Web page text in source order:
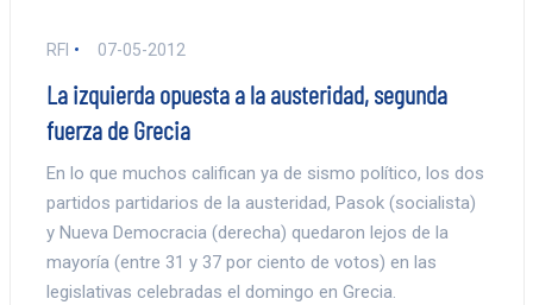
RFI 07-05-2012
La izquierda opuesta a la austeridad, segunda
fuerza de Grecia
En lo que muchos califican ya de sismo político, los dos
partidos partidarios de la austeridad, Pasok (socialista)
y Nueva Democracia (derecha) quedaron lejos de la
mayoría (entre 31 y 37 por ciento de votos) en las
legislativas celebradas el domingo en Grecia.